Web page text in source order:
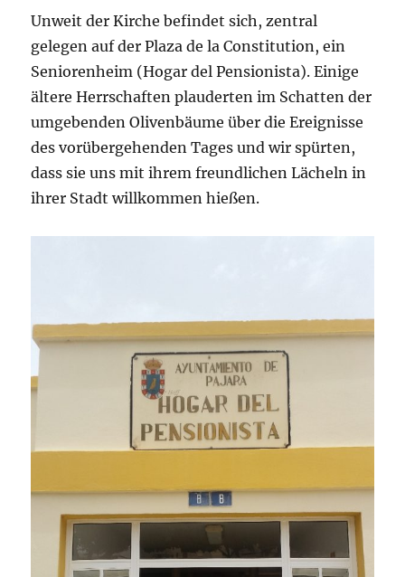
Unweit der Kirche befindet sich, zentral
gelegen auf der Plaza de la Constitution, ein
Seniorenheim (Hogar del Pensionista). Einige
ältere Herrschaften plauderten im Schatten der
umgebenden Olivenbäume über die Ereignisse
des vorübergehenden Tages und wir spürten,
dass sie uns mit ihrem freundlichen Lächeln in
ihrer Stadt willkommen hießen.